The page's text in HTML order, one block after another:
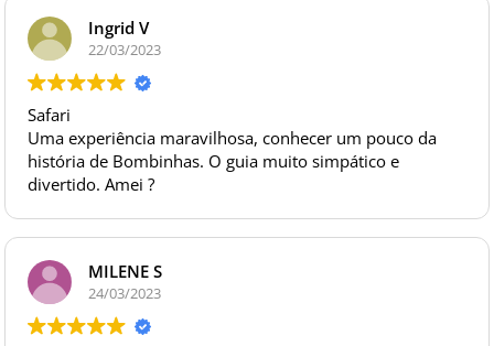
Ingrid V
22/03/2023
Safari
Uma experiência maravilhosa, conhecer um pouco da
história de Bombinhas. O guia muito simpático e
divertido. Amei ?
MILENE S
24/03/2023